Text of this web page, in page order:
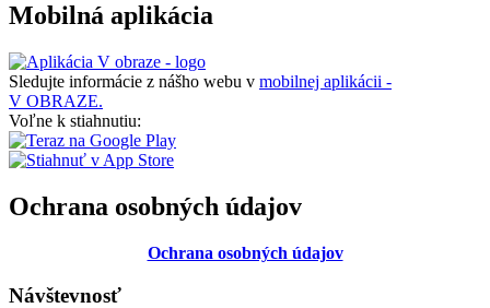
Mobilná aplikácia
Sledujte informácie z nášho webu v mobilnej aplikácii -
V OBRAZE.
Voľne k stiahnutiu:
Ochrana osobných údajov
Ochrana osobných údajov
Návštevnosť